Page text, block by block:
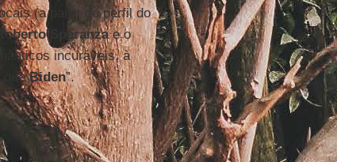
(a partir do perfil do
Speranzae o
incuráveis, à
queBiden”.